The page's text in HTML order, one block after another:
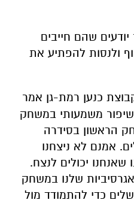
שהם חייבים
ולנסות להפתיע את
כנען רמת-גן אמר
משמעותי במשחק
הראשון בסידרה
אמנם לא ניצחנו
יכולים לנצח.
שלנו במשחק
כדי להתמודד מול